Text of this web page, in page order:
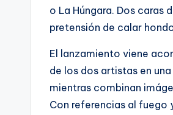
o La Húngara. Dos caras
pretensión de calar
El lanzamiento viene
de los dos artistas en
mientras combinan
Con referencias al fuego